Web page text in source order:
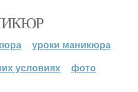
уроки маникюра
условиях
фото